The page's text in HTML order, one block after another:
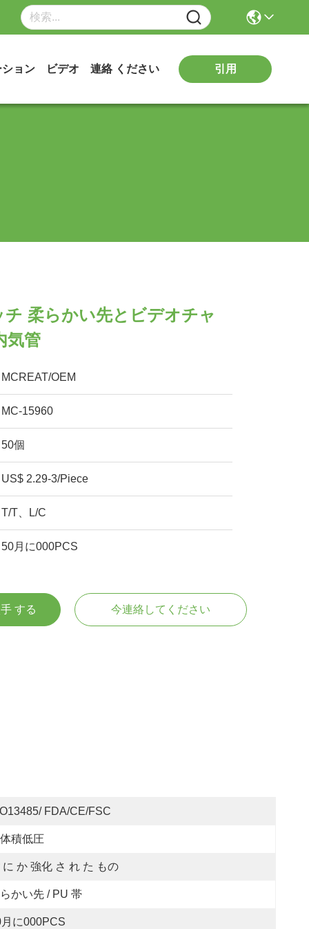
ション ビデオ 連絡 ください 引用
チ 柔らかい先とビデオチャ
気管
MCREAT/OEM
MC-15960
50個
US$ 2.29-3/Piece
T/T、L/C
50月に000PCS
する 今連絡してください
FDA/CE/FSC
積低圧
に か 強化 さ れ た もの
かい先 / PU 帯
に000PCS